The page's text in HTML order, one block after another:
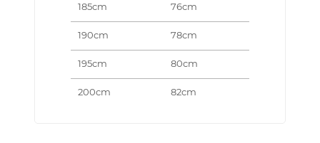
185cm 76cm
190cm 78cm
195cm 80cm
200cm 82cm